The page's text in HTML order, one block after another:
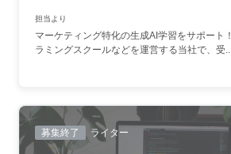
担当より
マーケティング特化の生成AI学習をサポート
ラミングスクールなどを運営する当社で、受
募集終了 ライター